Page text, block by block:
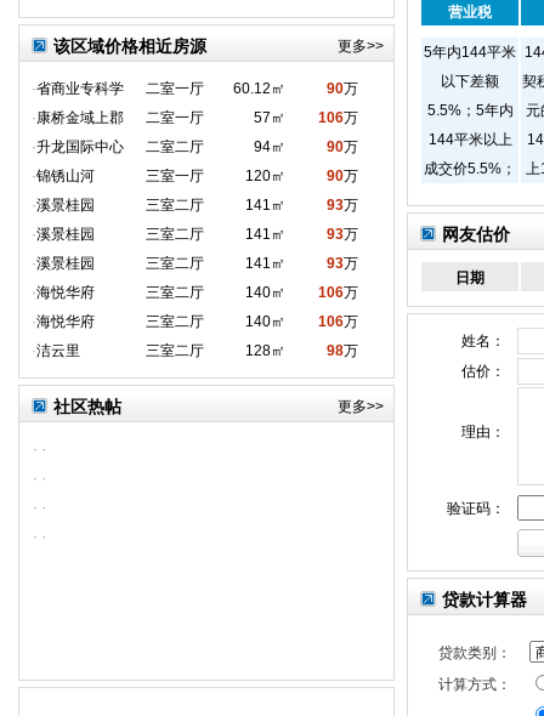
营业税
5年内144平米
以下差额
5.5%；5年内
144平米以上
成交价5.5%；
无税
契
元
上
网友估价
日期
姓名：
估价：
理由：
验证码：
贷款计算器
贷款类别：
计算方式：
该区域价格相近房源 更多>>
·省商业专科学 二室一厅 60.12㎡ 90万
·康桥金域上郡 二室一厅 57㎡ 106万
·升龙国际中心 二室二厅 94㎡ 90万
·锦锈山河 三室一厅 120㎡ 90万
·溪景桂园 三室二厅 141㎡ 93万
·溪景桂园 三室二厅 141㎡ 93万
·溪景桂园 三室二厅 141㎡ 93万
·海悦华府 三室二厅 140㎡ 106万
·海悦华府 三室二厅 140㎡ 106万
·洁云里 三室二厅 128㎡ 98万
社区热帖 更多>>
· ·
· ·
· ·
· ·